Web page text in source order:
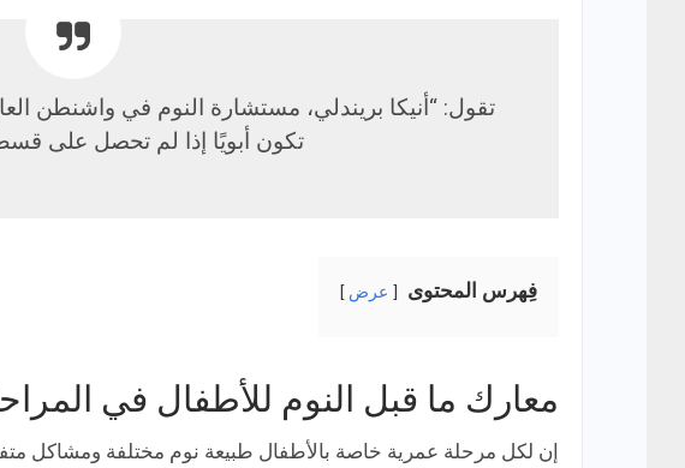
تقول: “أنيكا بريندلي، مستشارة النوم في واشنطن
تكون أبويًا إذا لم تحصل على
فِهرس المحتوى عرض
معارك ما قبل النوم للأطفال في
إن لكل مرحلة عمرية خاصة بالأطفال طبيعة نوم مختلفة ومشاكل